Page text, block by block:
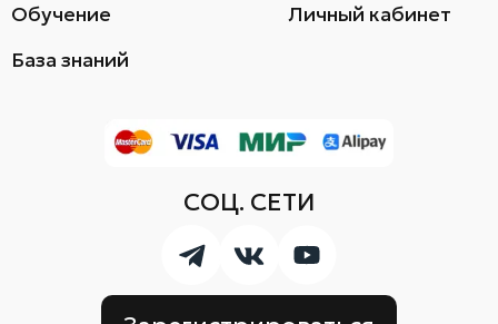
База знаний
Обучение
Личный кабинет
СОЦ. СЕТИ